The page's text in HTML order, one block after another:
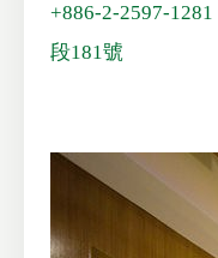
+886-2-2597-1281
段181號